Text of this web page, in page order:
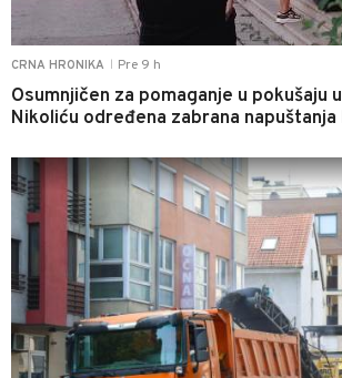
CRNA HRONIKA Pre 9 h
Osumnjičen za pomaganje u pokušaju
Nikoliću određena zabrana